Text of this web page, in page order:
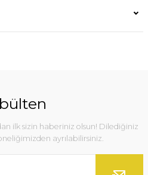
ilk sizin haberiniz olsun! Dilediğiniz
ayrılabilirsiniz.